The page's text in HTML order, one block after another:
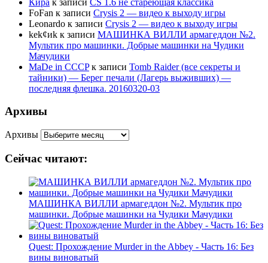
FoFan к записи Crysis 2 — видео к выходу игры
Leonardo к записи Crysis 2 — видео к выходу игры
kek¢иk к записи МАШИНКА ВИЛЛИ армагеддон №2.
Мультик про машинки. Добрые машинки на Чудики
Мачудики
MaDe in CCCPк записи Tomb Raider (все секреты и
тайники) — Берег печали (Лагерь выживших) —
последняя флешка. 20160320-03
Архивы
Архивы
Сейчас читают:
МАШИНКА ВИЛЛИ армагеддон №2. Мультик про
машинки. Добрые машинки на Чудики Мачудики
Quest: Прохождение Murder in the Abbey - Часть 16: Без
вины виноватый